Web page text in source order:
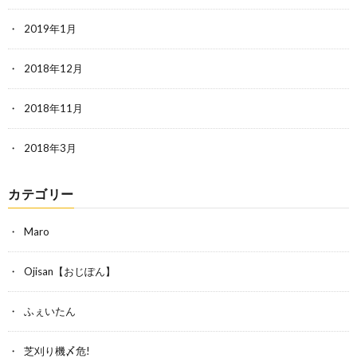
2019年1月
2018年12月
2018年11月
2018年3月
カテゴリー
Maro
Ojisan【おじぽん】
ふぇいたん
芝刈り機〆危!